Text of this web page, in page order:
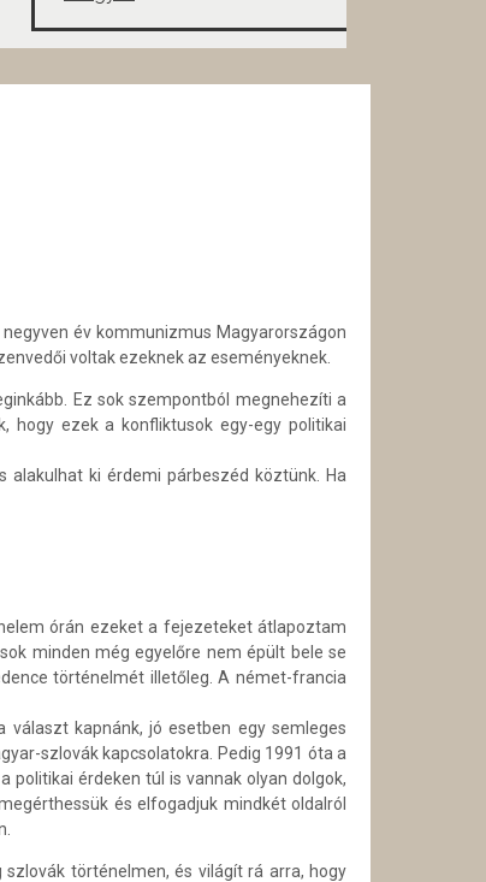
év kommunizmus Magyarországon
voltak ezeknek az eseményeknek.
Ez sok szempontból megnehezíti a
hogy ezek a konfliktusok egy-egy politikai
ki érdemi párbeszéd köztünk. Ha
órán ezeket a fejezeteket átlapoztam
minden még egyelőre nem épült bele se
történelmét illetőleg. A német-francia
választ kapnánk, jó esetben egy semleges
szlovák kapcsolatokra. Pedig 1991 óta a
politikai érdeken túl is vannak olyan dolgok,
és elfogadjuk mindkét oldalról
történelmen, és világít rá arra, hogy